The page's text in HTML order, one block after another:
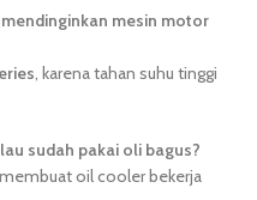
mesin motor
, karena tahan suhu tinggi
sudah pakai oli bagus?
oil cooler bekerja